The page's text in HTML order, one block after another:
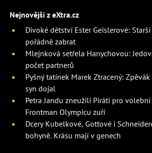
Nejnovější z eXtra.cz
Divoké dětství Ester Geislerové:
pořádně zabrat
Mlejnková setřela Hanychovou:
počet partnerů
Pyšný tatínek Marek Ztracený:
syn dojal
Petra Jandu zneužili Piráti pro
Frontman Olympicu zuří
Dcery Kubelkové, Gottové i
bohyně. Krásu mají v genech